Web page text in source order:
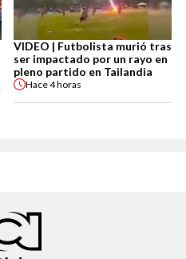
VIDEO | Futbolista murió tras
ser impactado por un rayo en
pleno partido en Tailandia
Hace4 horas